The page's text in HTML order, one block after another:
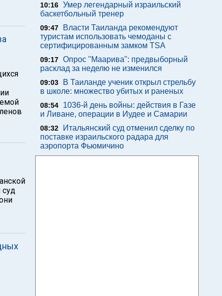
суд
10:16 Умер легендарный израильский
баскетбольный тренер
09:47
Власти Таиланда рекомендуют
туристам использовать чемоданы с
сертифицированным замком TSA
09:17 Опрос "Mаарива": предвыборный
расклад за неделю не изменился
09:03
В Таиланде ученик открыл стрельбу
в школе: множество убитых и раненых
08:54
1036-й день войны: действия в Газе
и Ливане, операции в Иудее и Самарии
08:32
Итальянский суд отменил сделку по
поставке израильского радара для
аэропорта Фьюмичино